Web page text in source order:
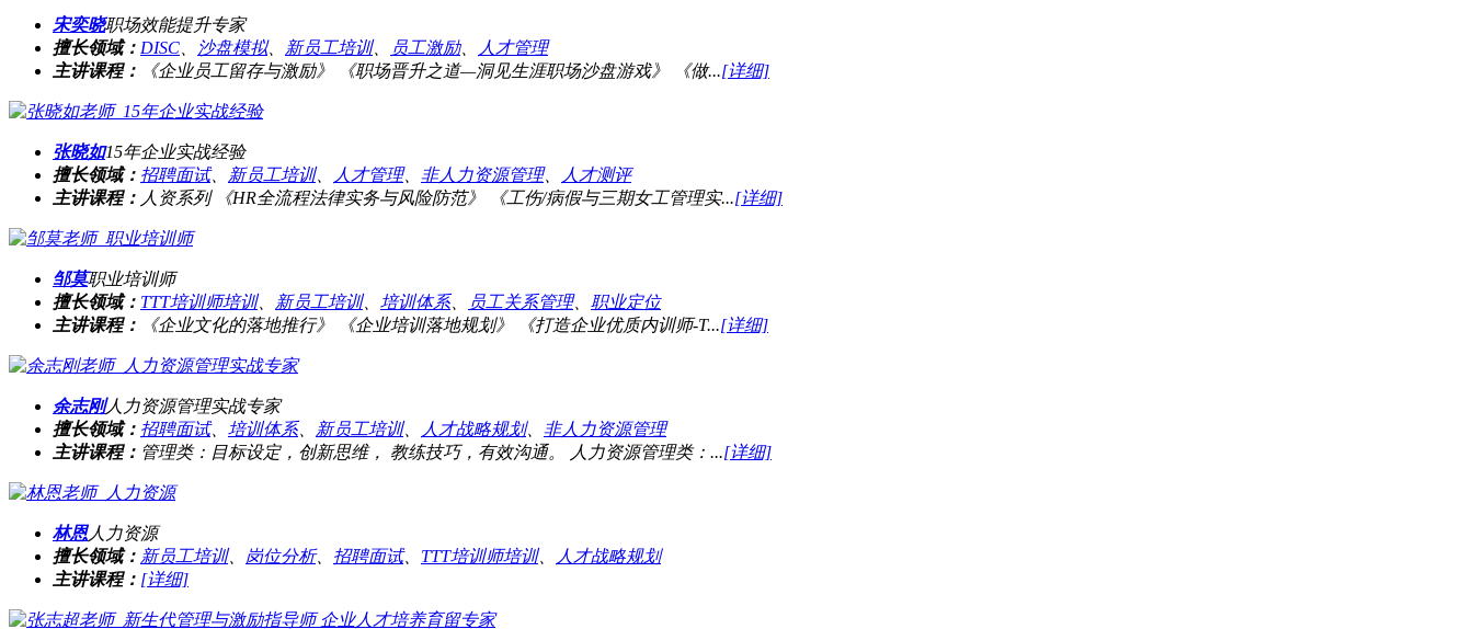
宋奕晓职场效能提升专家
擅长领域： DISC、 沙盘模拟、 新员工培训、 员工激励、
人才管理
主讲课程：
《企业员工留存与激励》 《职场晋升之道—洞见生涯职场沙盘游戏》 《做...[详细]
张晓如15年企业实战经验
擅长领域： 招聘面试、 新员工培训、 人才管理、 非人力资源管理、
人才测评
主讲课程： 人资系列 《HR全流程法律实务与风险防范》 《工伤/病假与三期女工管理实...[详细]
邹莫职业培训师
擅长领域： TTT培训师培训、 新员工培训、 培训体系、 员工关系管理、 职业定位
主讲课程：
《企业文化的落地推行》 《企业培训落地规划》 《打造企业优质内训师-T...[详细]
余志刚人力资源管理实战专家
擅长领域： 招聘面试、 培训体系、 新员工培训、 人才战略规划、 非人力资源管理
主讲课程： 管理类：目标设定，创新思维， 教练技巧，有效沟通。 人力资源管理类：...[详细]
林恩人力资源
擅长领域： 新员工培训、 岗位分析、 招聘面试、 TTT培训师培训、
人才战略规划
主讲课程： [详细]